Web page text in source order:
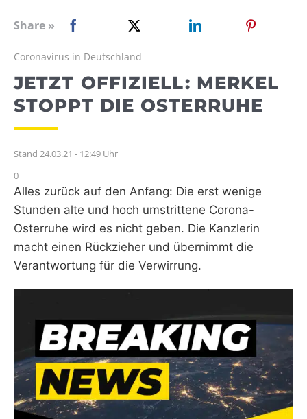
WEBRADIO
Share »
Coronavirus in Deutschland
JETZT OFFIZIELL: MERKEL
STOPPT DIE OSTERRUHE
Stand 24.03.21 - 12:49 Uhr
0
Alles zurück auf den Anfang: Die erst wenige
Stunden alte und hoch umstrittene Corona-
Osterruhe wird es nicht geben. Die Kanzlerin
macht einen Rückzieher und übernimmt die
Verantwortung für die Verwirrung.